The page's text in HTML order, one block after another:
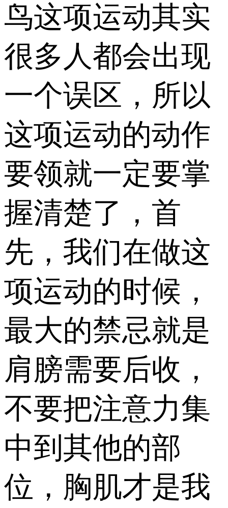
鸟这项运动其实
很多人都会出现
一个误区，所以
这项运动的动作
要领就一定要掌
握清楚了，首
先，我们在做这
项运动的时候，
最大的禁忌就是
肩膀需要后收，
不要把注意力集
中到其他的部
位，胸肌才是我